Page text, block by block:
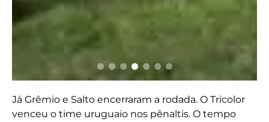
Já Grêmio e Salto encerraram a rodada. O Tricolor
venceu o time uruguaio nos pênaltis. O tempo